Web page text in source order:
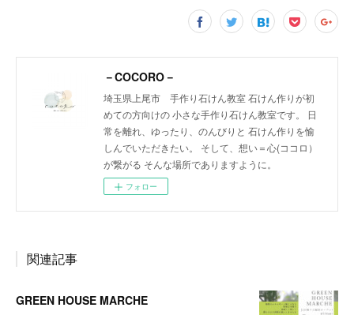
－COCORO－
埼玉県上尾市 手作り石けん教室 石けん作りが初
めての方向けの 小さな手作り石けん教室です。 日
常を離れ、ゆったり、のんびりと 石けん作りを愉
しんでいただきたい。 そして、想い＝心(ココロ）
が繋がる そんな場所でありますように。
フォロー
関連記事
GREEN HOUSE MARCHE